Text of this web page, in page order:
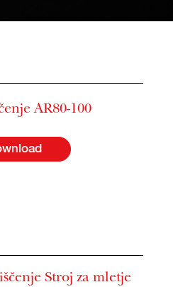
AR80-100
Stroj za mletje